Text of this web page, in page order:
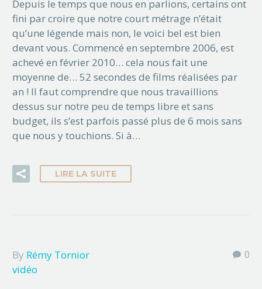
Depuis le temps que nous en parlions, certains ont
fini par croire que notre court métrage n’était
qu’une légende mais non, le voici bel est bien
devant vous. Commencé en septembre 2006, est
achevé en février 2010… cela nous fait une
moyenne de… 52 secondes de films réalisées par
an ! Il faut comprendre que nous travaillions
dessus sur notre peu de temps libre et sans
budget, ils s’est parfois passé plus de 6 mois sans
que nous y touchions. Si à…
LIRE LA SUITE
0
By Rémy Tornior
vidéo